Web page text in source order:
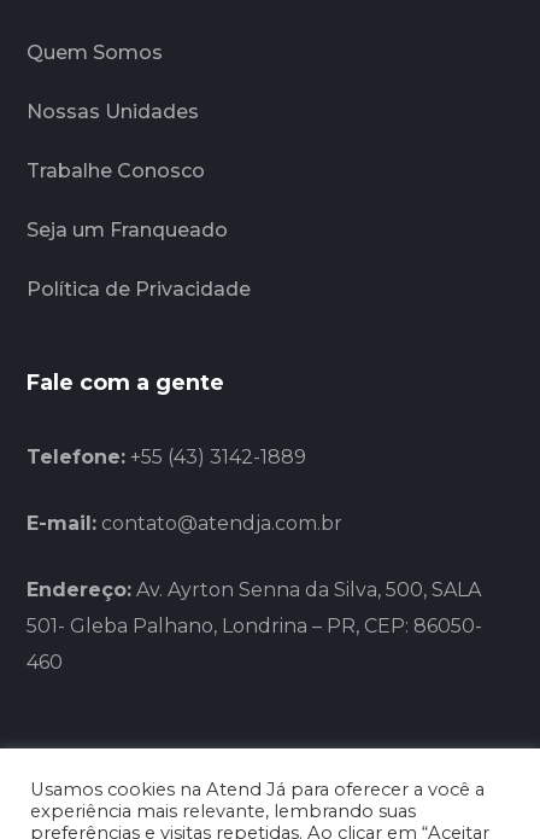
Quem Somos
Nossas Unidades
Trabalhe Conosco
Seja um Franqueado
Política de Privacidade
Fale com a gente
Telefone: +55 (43) 3142-1889
E-mail: contato@atendja.com.br
Endereço: Av. Ayrton Senna da Silva, 500, SALA
501- Gleba Palhano, Londrina – PR, CEP: 86050-
460
Usamos cookies na Atend Já para oferecer a você a
experiência mais relevante, lembrando suas
preferências e visitas repetidas. Ao clicar em “Aceitar